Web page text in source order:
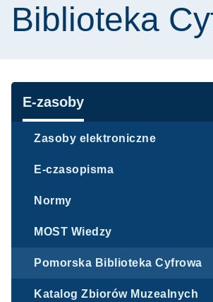
Biblioteka
Nawigacja
E-zasoby
Zasoby elektroniczne
E-czasopisma
Normy
MOST Wiedzy
Pomorska Biblioteka Cyfrowa
Katalog Zbiorów Muzealnych